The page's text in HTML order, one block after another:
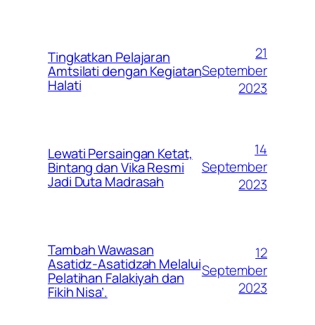
Tingkatkan Pelajaran
Amtsilati dengan Kegiatan
Halati
21
September
2023
Lewati Persaingan Ketat,
Bintang dan Vika Resmi
Jadi Duta Madrasah
14
September
2023
Tambah Wawasan
Asatidz-Asatidzah Melalui
Pelatihan Falakiyah dan
Fikih Nisa’.
12
September
2023